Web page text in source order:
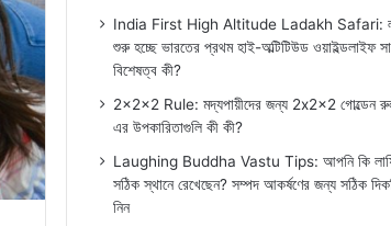
India First High Altitude Ladakh Safari:
শুরু হচ্ছে ভারতের প্রথম হাই-অল্টিটিউড ওয়াইল্ডলাইফ
বিশেষত্ব কী?
2x2x2 Rule: মদ্যপায়ীদের জন্য 2x2x2 গোল্ডেন
এর উপকারিতাগুলি কী কী?
Laughing Buddha Vastu Tips: আপনি কি
সঠিক স্থানে রেখেছেন? সম্পদ আকর্ষণের জন্য সঠিক
নিন